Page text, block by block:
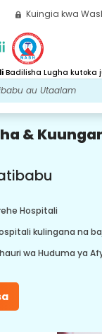
Kuingia kwa
Badilisha Lugha kutoka
&
Hospitali
kulingana na
wa Huduma ya